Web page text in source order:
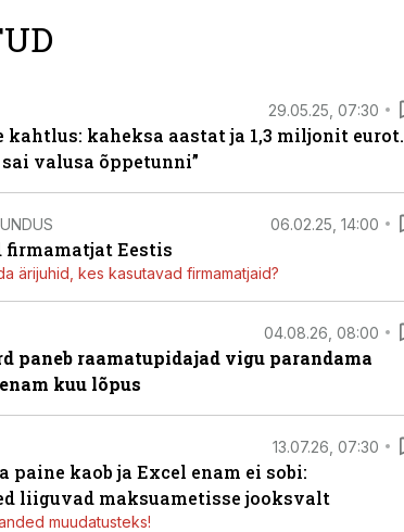
29.05.25, 07:30
kahtlus: kaheksa aastat ja 1,3 miljonit eurot.
sai valusa õppetunni”
06.02.25, 14:00
firmamatjat Eestis
ärijuhid, kes kasutavad firmamatjaid?
04.08.26, 08:00
paneb raamatupidajad vigu parandama
kuu lõpus
13.07.26, 07:30
paine kaob ja Excel enam ei sobi:
liiguvad maksuametisse jooksvalt
muudatusteks!